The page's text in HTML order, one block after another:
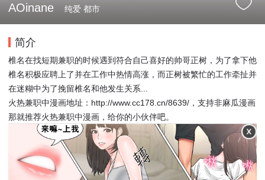
AOinane 纯爱 都市
简介
椎名在找短期兼职的时候遇到符合自己喜好的帅哥正树，为了拿下他
椎名积极应聘上了并在工作中热情高涨，而正树被繁忙的工作牵扯并
在迷糊中为了挽留椎名和他发生关系...
火热兼职中漫画地址：http://www.cc178.cn/8639/，支持非麻瓜漫画
那就推荐火热兼职中漫画，给你的小伙伴吧。